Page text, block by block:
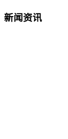
新闻资讯